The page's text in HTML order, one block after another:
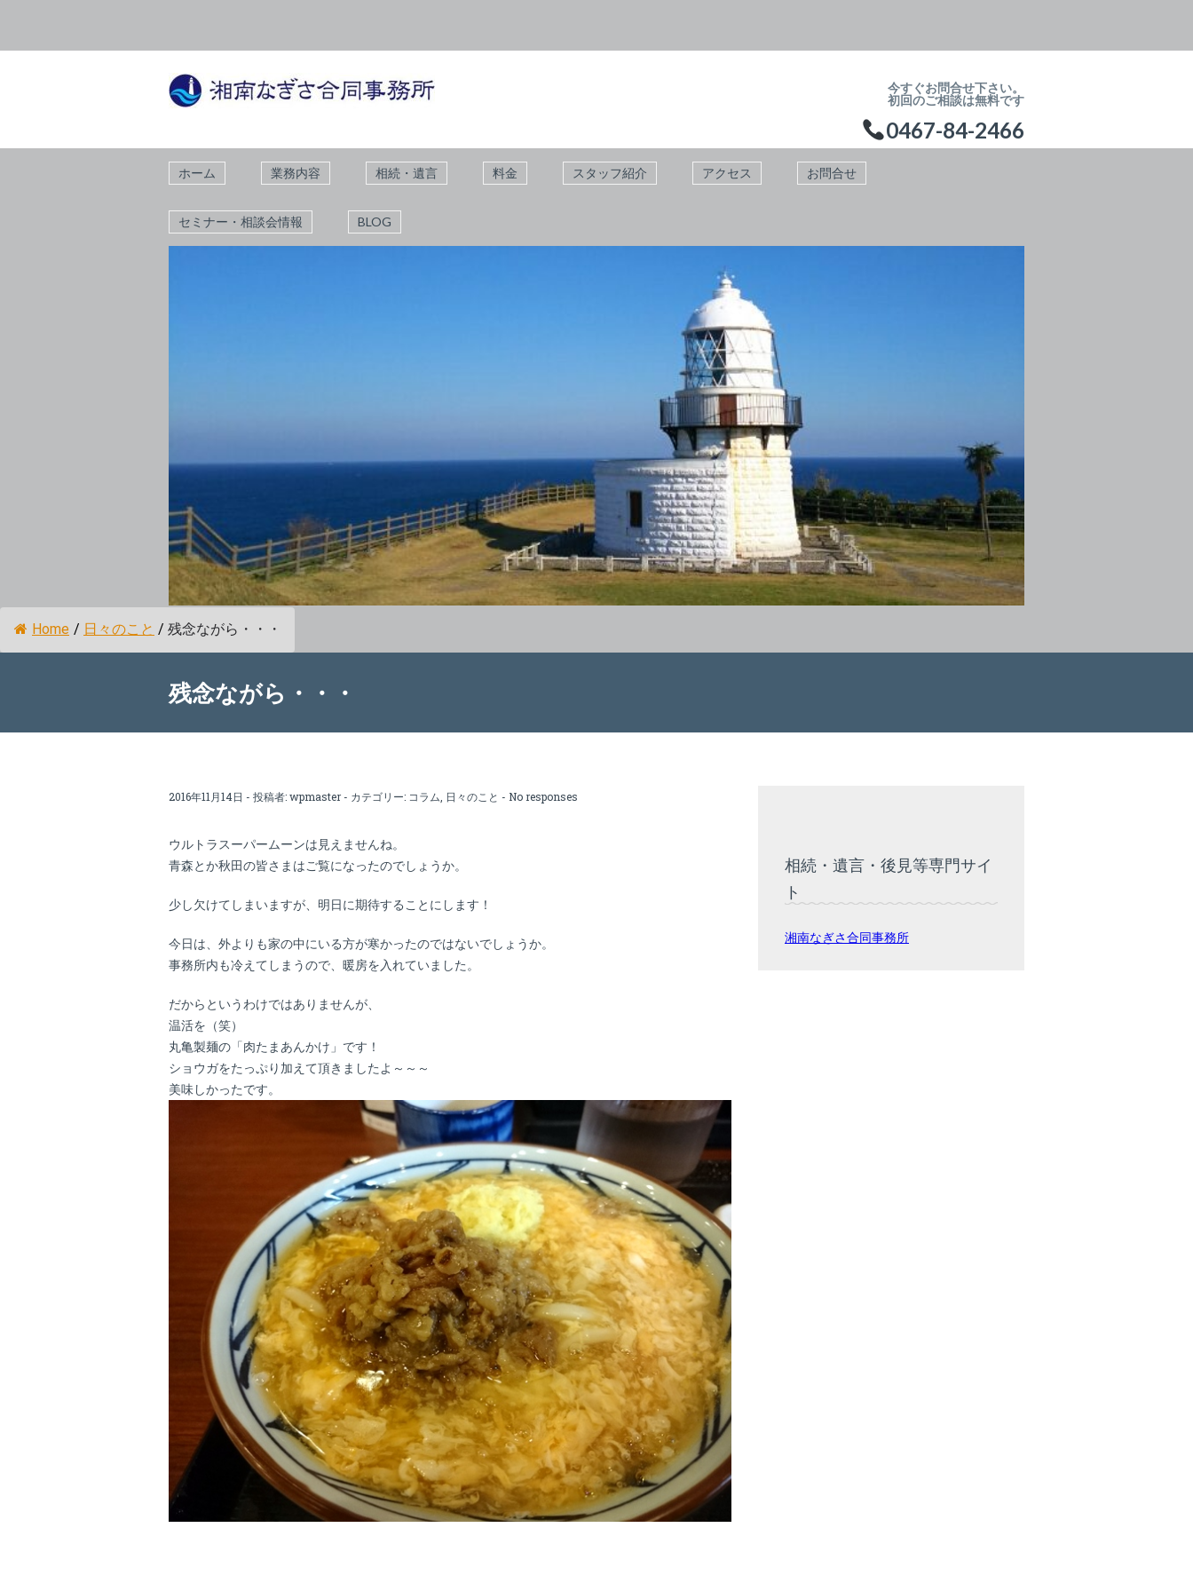
今すぐお問合せ下さい。
初回のご相談は無料です
0467-84-2466
ホーム 業務内容 相続・遺言 料金 スタッフ紹介 アクセス お問合せ
セミナー・相談会情報 BLOG
Home / 日々のこと / 残念ながら・・・
残念ながら・・・
2016年11月14日 - 投稿者:wpmaster - カテゴリー: コラム 日々のこと - No responses
ウルトラスーパームーンは見えませんね。
青森とか秋田の皆さまはご覧になったのでしょうか。
少し欠けてしまいますが、明日に期待することにします！
今日は、外よりも家の中にいる方が寒かったのではないでしょうか。
事務所内も冷えてしまうので、暖房を入れていました。
だからというわけではありませんが、
温活を（笑）
丸亀製麺の「肉たまあんかけ」です！
ショウガをたっぷり加えて頂きましたよ～～～
美味しかったです。
相続・遺言・後見等専門サイ
ト
湘南なぎさ合同事務所